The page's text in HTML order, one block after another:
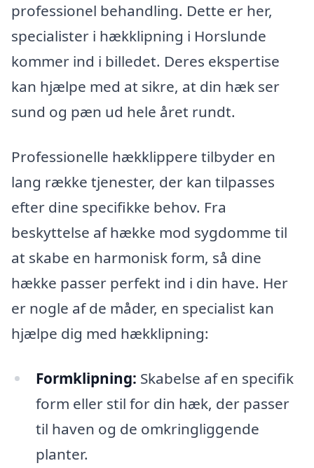
professionel behandling. Dette er her,
specialister i hækklipning i Horslunde
kommer ind i billedet. Deres ekspertise
kan hjælpe med at sikre, at din hæk ser
sund og pæn ud hele året rundt.
Professionelle hækklippere tilbyder en
lang række tjenester, der kan tilpasses
efter dine specifikke behov. Fra
beskyttelse af hække mod sygdomme til
at skabe en harmonisk form, så dine
hække passer perfekt ind i din have. Her
er nogle af de måder, en specialist kan
hjælpe dig med hækklipning:
Formklipning: Skabelse af en specifik
form eller stil for din hæk, der passer
til haven og de omkringliggende
planter.